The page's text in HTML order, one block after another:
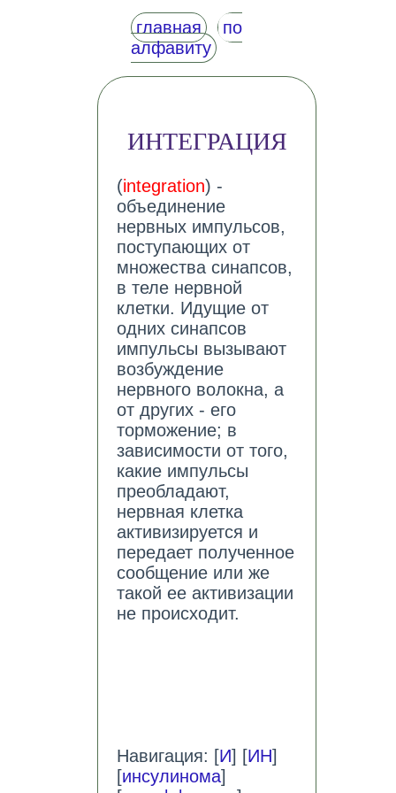
главная
по
алфавиту
ИНТЕГРАЦИЯ
(integration) -
объединение
нервных импульсов,
поступающих от
множества синапсов,
в теле нервной
клетки. Идущие от
одних синапсов
импульсы вызывают
возбуждение
нервного волокна, а
от других - его
торможение; в
зависимости от того,
какие импульсы
преобладают,
нервная клетка
активизируется и
передает полученное
сообщение или же
такой ее активизации
не происходит.
Навигация: [И] [ИН]
[инсулинома]